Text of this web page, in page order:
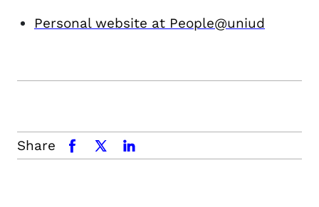
Personal website at People@uniud
Share facebookx.comlinkedin